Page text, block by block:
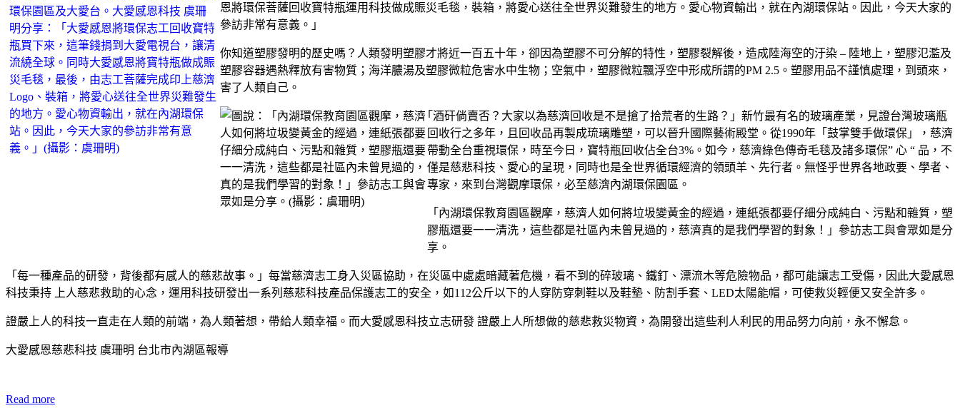
恩將環保菩薩回收寶特瓶運用科技做成賑災毛毯，裝箱，將愛心送往全世界災難發生的地方。愛心物資輸出，就在內湖環保站。因此，今天大家的
參訪非常有意義。」
你知道塑膠發明的歷史嗎？人類發明塑膠才將近一百五十年，卻因為塑膠不可分解的特性，塑膠裂解後，造成陸海空的汙染 – 陸地上，塑膠氾濫及
塑膠容器遇熱釋放有害物質；海洋膿湯及塑膠微粒危害水中生物；空氣中，塑膠微粒飄浮空中形成所謂的PM 2.5。塑膠用品不謹慎處理，到頭來，
害了人類自己。
｢酒矸倘賣否？大家以為慈濟回收是不是搶了拾荒者的生路？」新竹最有名的玻璃產業，見證台灣玻璃瓶
回收行之多年，且回收品再製成琉璃雕塑，可以晉升國際藝術殿堂。從1990年「鼓掌雙手做環保」，慈濟
帶動全台重視環保，時至今日，寶特瓶回收佔全台3%。如今，慈濟綠色傳奇毛毯及諸多環保” 心 “ 品，不
僅是慈悲科技、愛心的呈現，同時也是全世界循環經濟的領頭羊、先行者。無怪乎世界各地政要、學者、
專家，來到台灣觀摩環保，必至慈濟內湖環保園區。
「內湖環保教育園區觀摩，慈濟人如何將垃圾變黃金的經過，連紙張都要仔細分成純白、污點和雜質，塑
膠瓶還要一一清洗，這些都是社區內未曾見過的，慈濟真的是我們學習的對象！」參訪志工與會眾如是分
享。
「每一種產品的研發，背後都有感人的慈悲故事。」每當慈濟志工身入災區協助，在災區中處處暗藏著危機，看不到的碎玻璃、鐵釘、漂流木等危險物品，都可能讓志工受傷，因此大愛感恩
科技秉持 上人慈悲救助的心念，運用科技研發出一系列慈悲科技產品保護志工的安全，如112公斤以下的人穿防穿刺鞋以及鞋墊、防割手套、LED太陽能帽，可使救災輕便又安全許多。
證嚴上人的科技一直走在人類的前端，為人類著想，帶給人類幸福。而大愛感恩科技立志研發 證嚴上人所想做的慈悲救災物資，為開發出這些利人利民的用品努力向前，永不懈怠。
大愛感恩慈悲科技 虞珊明 台北市內湖區報導
Read more